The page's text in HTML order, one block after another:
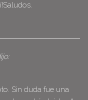
Sin duda fue una